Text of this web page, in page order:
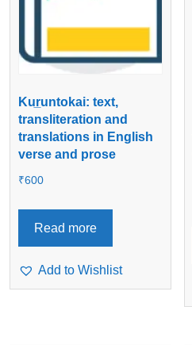
Kur̲untokai: text,
transliteration and
translations in English
verse and prose
₹600
Read more
Add to Wishlist